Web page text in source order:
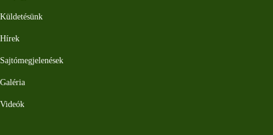
Küldetésünk
Hírek
Sajtómegjelenések
Galéria
Videók